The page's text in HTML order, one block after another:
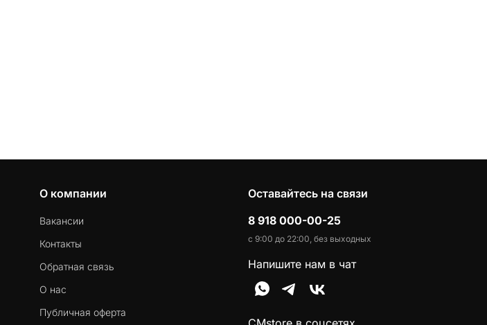
О компании
Вакансии
Контакты
Обратная связь
О нас
Публичная оферта
Оставайтесь на связи
8 918 000-00-25
с 9:00 до 22:00, без выходных
Напишите нам в чат